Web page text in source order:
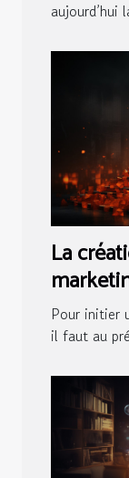
aujourd’hui
La
arriver
Pour initier
il faut au